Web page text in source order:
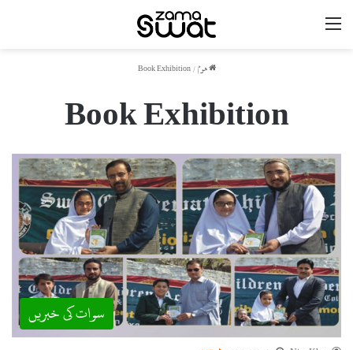
ھوم /
Book Exhibition
Book Exhibition
سوات کی خبریں